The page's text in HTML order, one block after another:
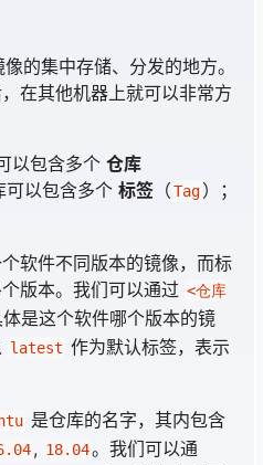
的集中存储、分发的地方。
在其他机器上就可以非常方
以包含多个 仓库
可以包含多个 标签 （Tag）；
软件不同版本的镜像，而标
版本。我们可以通过 <仓库
是这个软件哪个版本的镜
latest 作为默认标签，表示
是仓库的名字，其内包含
, 18.04。我们可以通